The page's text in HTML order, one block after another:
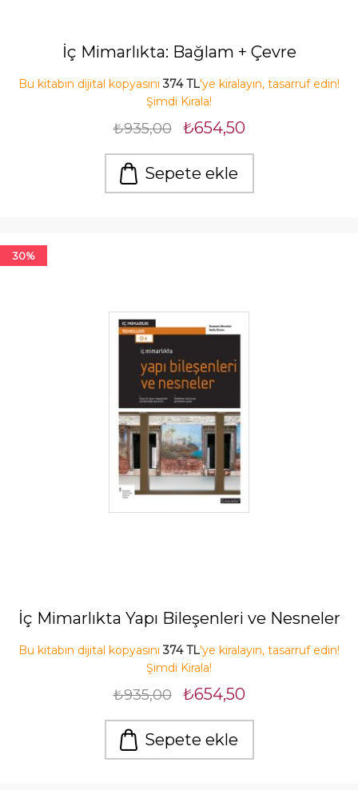
İç Mimarlıkta: Bağlam + Çevre
Bu kitabın dijital kopyasını374 TL'ye kiralayın, tasarruf edin!
Şimdi Kirala!
₺935,00 ₺654,50
Sepete ekle
30%
İç Mimarlıkta Yapı Bileşenleri ve Nesneler
Bu kitabın dijital kopyasını374 TL'ye kiralayın, tasarruf edin!
Şimdi Kirala!
₺935,00 ₺654,50
Sepete ekle